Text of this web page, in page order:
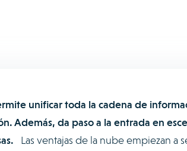
unificar toda la cadena de
Además, da paso a la entrada en
Las ventajas de la nube empiezan a